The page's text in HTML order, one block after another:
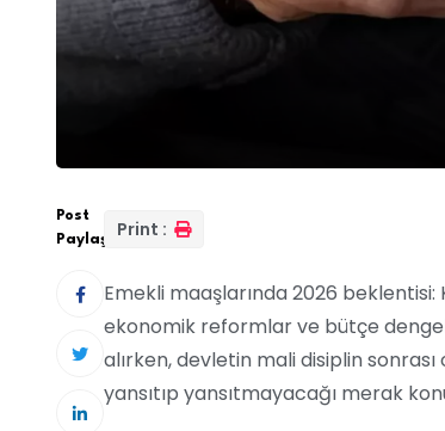
Post
Paylaş:
Print :
Emekli maaşlarında 2026
ekonomik reformlar ve bütçe
alırken, devletin mali disiplin
yansıtıp yansıtmayacağı merak